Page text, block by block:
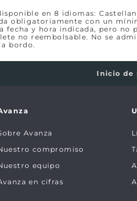
en 8 idiomas:
obligatoriamente con un
fecha y hora indicada, pero no
no reembolsable. No se
bordo.
Inicio de
Avanza
compromiso
equipo
en cifras